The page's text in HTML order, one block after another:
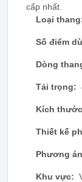
cấp nhất.
Loại
Số điểm
Dòng
Tải trọng:
Kích
Thiết kế
Phương
Khu vực: